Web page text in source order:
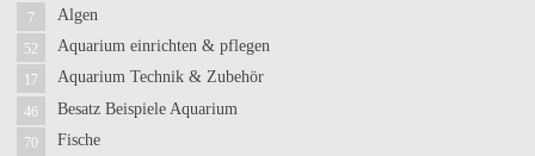
Algen
7
Aquarium einrichten & pflegen
52
Aquarium Technik & Zubehör
17
Besatz Beispiele Aquarium
46
Fische
70